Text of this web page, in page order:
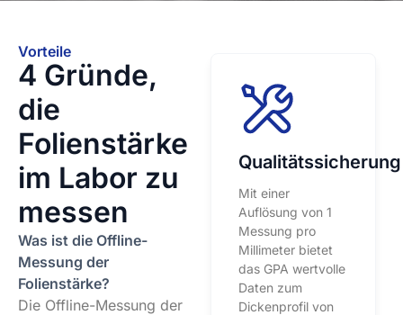
Vorteile
4 Gründe,
die
Folienstärke
im Labor zu
messen
Was ist die Offline-
Messung der
Folienstärke?
Die Offline-Messung der
Qualitätssicherung
Mit einer
Auflösung von 1
Messung pro
Millimeter bietet
das GPA wertvolle
Daten zum
Dickenprofil von